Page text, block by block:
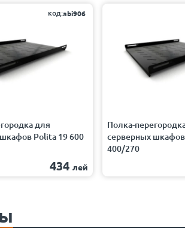
код:abi906
для
Polita 19 600
434 лей
Полка-
серверных шкафов
400/270